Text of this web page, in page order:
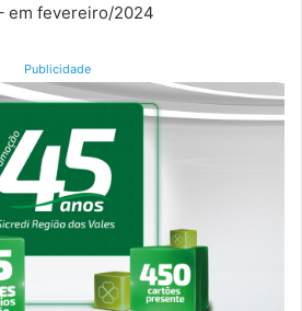
em fevereiro/2024
Publicidade